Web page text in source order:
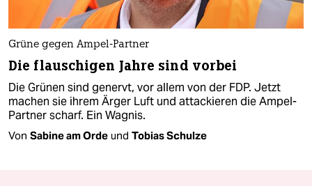
Grüne gegen Ampel-Partner
Die flauschigen Jahre sind vorbei
Die Grünen sind genervt, vor allem von der FDP. Jetzt
machen sie ihrem Ärger Luft und attackieren die Ampel-
Partner scharf. Ein Wagnis.
Von Sabine am Orde und Tobias Schulze